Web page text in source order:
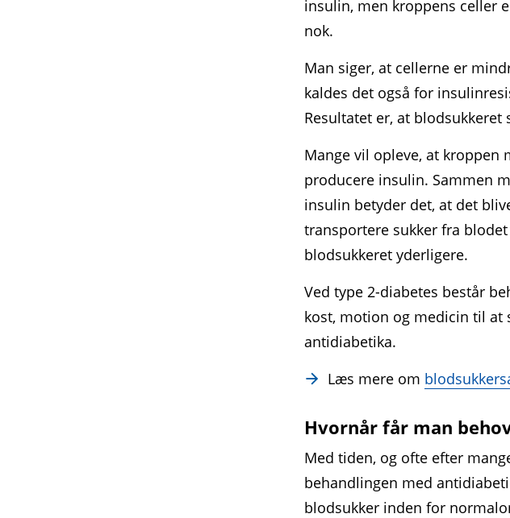
insulin, men kroppens celler
nok.
Man siger, at cellerne er
kaldes det også for
Resultatet er, at blodsukkeret
Mange vil opleve, at
producere insulin. Sammen
insulin betyder det, at det
transportere sukker fra
blodsukkeret yderligere.
Ved type 2-diabetes består
kost, motion og medicin til at
antidiabetika.
Læs mere om
Hvornår får man
Med tiden, og ofte efter
behandlingen med
blodsukker inden for